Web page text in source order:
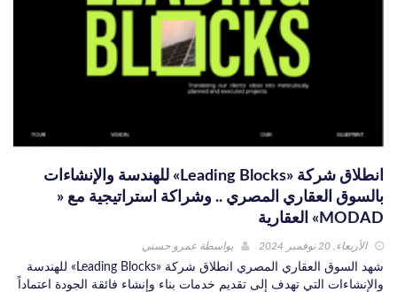
انطلاق شركة «Leading Blocks» للهندسة والإنشاءات
بالسوق العقاري المصري .. وشراكة استراتيجية مع «
MODAD» العقارية
الأربعاء, 20 نوفمبر 2024 بواسطة عمرو حسني
شهد السوق العقاري المصري انطلاق شركة «Leading Blocks» للهندسة
والإنشاءات التي تهدف إلى تقديم خدمات بناء وإنشاء فائقة الجودة اعتماداً